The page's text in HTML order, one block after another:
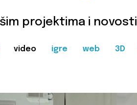
projektima i
video igre web 3D